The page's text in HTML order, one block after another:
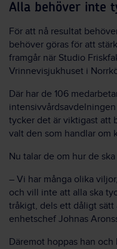
Alla behöver inte
För att nå resultat
behöver göras för att
framgår när Studio
Vrinnevisjukhuset i
Där har de 106
tycker det är viktigast att
valt den som handlar om
Nu talar de om hur de
– Vi har många olika
och vill inte att alla ska
tråkigt, dels ett dåligt sätt
enhetschef Johnas
Däremot hoppas han